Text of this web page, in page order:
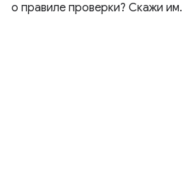
о правиле проверки? Скажи им.